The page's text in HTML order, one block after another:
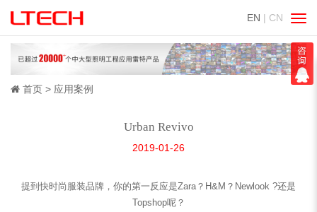
EN | CN
切
换
导
航
首页 应用案例
Urban Revivo
2019-01-26
提到快时尚服装品牌，你的第一反应是Zara？H&M？Newlook ?还是
Topshop呢？